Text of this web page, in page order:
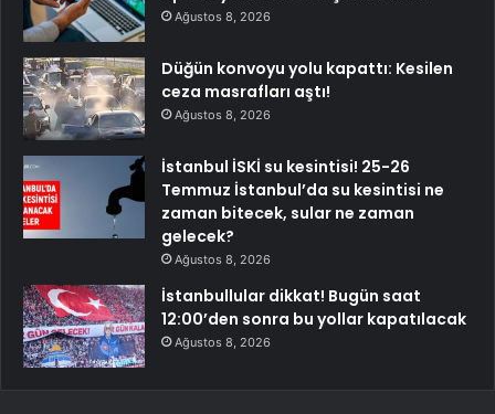
Ağustos 8, 2026
Düğün konvoyu yolu kapattı: Kesilen
ceza masrafları aştı!
Ağustos 8, 2026
İstanbul İSKİ su kesintisi! 25-26
Temmuz İstanbul’da su kesintisi ne
zaman bitecek, sular ne zaman
gelecek?
Ağustos 8, 2026
İstanbullular dikkat! Bugün saat
12:00’den sonra bu yollar kapatılacak
Ağustos 8, 2026